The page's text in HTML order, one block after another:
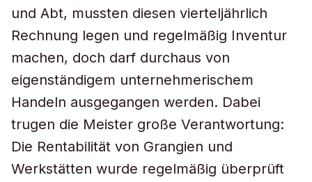
und Abt, mussten diesen vierteljährlich
Rechnung legen und regelmäßig Inventur
machen, doch darf durchaus von
eigenständigem unternehmerischem
Handeln ausgegangen werden. Dabei
trugen die Meister große Verantwortung:
Die Rentabilität von Grangien und
Werkstätten wurde regelmäßig überprüft